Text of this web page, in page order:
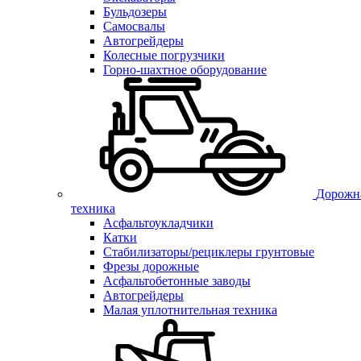
Бульдозеры
Самосвалы
Автогрейдеры
Колесные погрузчики
Горно-шахтное оборудование
техника
Асфальтоукладчики
Катки
Стабилизаторы/рециклеры грунтовые
Фрезы дорожные
Асфальтобетонные заводы
Автогрейдеры
Малая уплотнительная техника